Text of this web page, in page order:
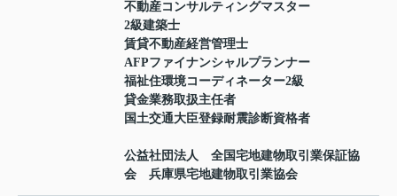
不動産コンサルティングマスター
2級建築士
賃貸不動産経営管理士
AFPファイナンシャルプランナー
福祉住環境コーディネーター2級
貸金業務取扱主任者
国土交通大臣登録耐震診断資格者
公益社団法人 全国宅地建物取引業保証協
会 兵庫県宅地建物取引業協会